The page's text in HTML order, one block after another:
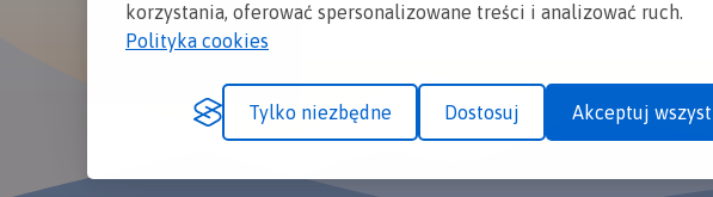
korzystania, oferować spersonalizowane treści i analizować ruch.
Polityka cookies
Tylko niezbędne Dostosuj Akceptuj